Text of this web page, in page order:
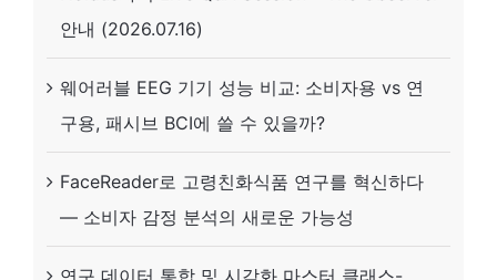
‘뇌
간
증
명
안내 (2026.07.16)
웨어러블 EEG 기기 성능 비교: 소비자용 vs 연
구용, 패시브 BCI에 쓸 수 있을까?
FaceReader로 고령친화식품 연구를 혁신하다
— 소비자 감정 분석의 새로운 가능성